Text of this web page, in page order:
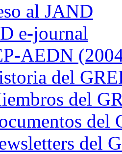
al JAND
e-journal
AEDN
del
del
del
del